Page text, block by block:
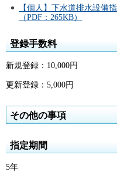
【個人】下水道排水設備
（PDF：265KB）
登録手数料
新規登録：10,000円
更新登録：5,000円
その他の事項
指定期間
5年